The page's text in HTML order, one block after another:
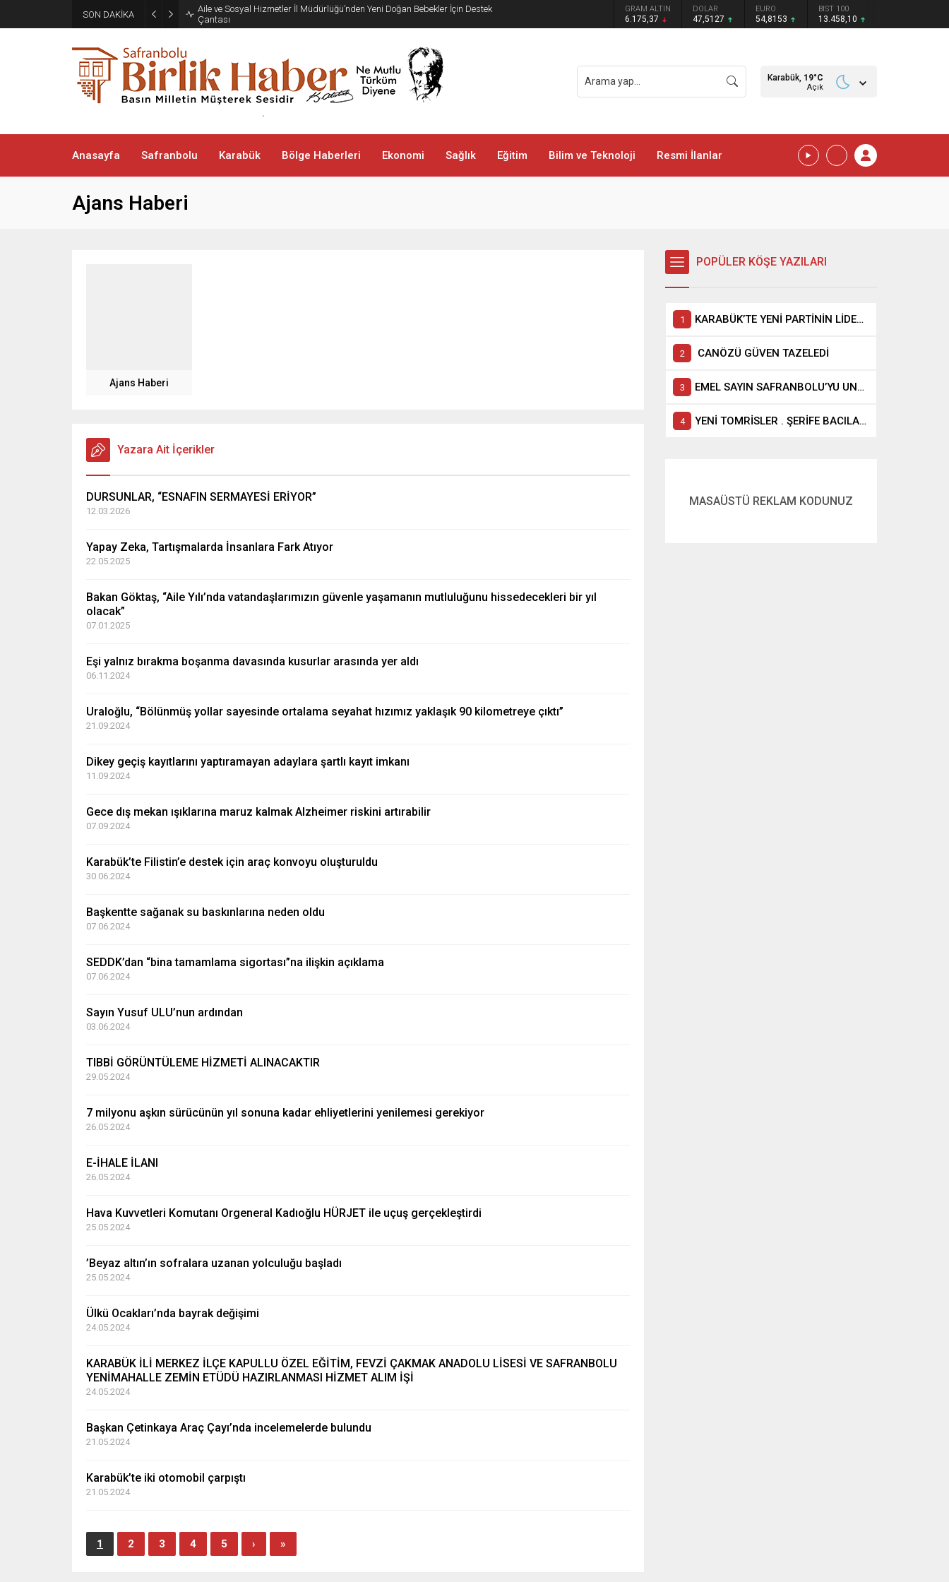
SON DAKİKA
Aile ve Sosyal Hizmetler İl Müdürlüğü’nden Yeni Doğan Bebekler İçin Destek
Çantası
GRAM ALTIN
6.175,37
DOLAR
47,5127
EURO
54,8153
BIST 100
13.458,10
Karabük, 19°C
Açık
Anasayfa Safranbolu Karabük Bölge Haberleri Ekonomi Sağlık Eğitim Bilim ve Teknoloji Resmi İlanlar
Ajans Haberi
Ajans Haberi
Yazara Ait İçerikler
DURSUNLAR, “ESNAFIN SERMAYESİ ERİYOR”
12.03.2026
Yapay Zeka, Tartışmalarda İnsanlara Fark Atıyor
22.05.2025
Bakan Göktaş, “Aile Yılı’nda vatandaşlarımızın güvenle yaşamanın mutluluğunu hissedecekleri bir yıl
olacak”
07.01.2025
Eşi yalnız bırakma boşanma davasında kusurlar arasında yer aldı
06.11.2024
Uraloğlu, “Bölünmüş yollar sayesinde ortalama seyahat hızımız yaklaşık 90 kilometreye çıktı”
21.09.2024
Dikey geçiş kayıtlarını yaptıramayan adaylara şartlı kayıt imkanı
11.09.2024
Gece dış mekan ışıklarına maruz kalmak Alzheimer riskini artırabilir
07.09.2024
Karabük’te Filistin’e destek için araç konvoyu oluşturuldu
30.06.2024
Başkentte sağanak su baskınlarına neden oldu
07.06.2024
SEDDK’dan “bina tamamlama sigortası”na ilişkin açıklama
07.06.2024
Sayın Yusuf ULU’nun ardından
03.06.2024
TIBBİ GÖRÜNTÜLEME HİZMETİ ALINACAKTIR
29.05.2024
7 milyonu aşkın sürücünün yıl sonuna kadar ehliyetlerini yenilemesi gerekiyor
26.05.2024
E-İHALE İLANI
26.05.2024
Hava Kuvvetleri Komutanı Orgeneral Kadıoğlu HÜRJET ile uçuş gerçekleştirdi
25.05.2024
’Beyaz altın’ın sofralara uzanan yolculuğu başladı
25.05.2024
Ülkü Ocakları’nda bayrak değişimi
24.05.2024
KARABÜK İLİ MERKEZ İLÇE KAPULLU ÖZEL EĞİTİM, FEVZİ ÇAKMAK ANADOLU LİSESİ VE SAFRANBOLU
YENİMAHALLE ZEMİN ETÜDÜ HAZIRLANMASI HİZMET ALIM İŞİ
24.05.2024
Başkan Çetinkaya Araç Çayı’nda incelemelerde bulundu
21.05.2024
Karabük’te iki otomobil çarpıştı
21.05.2024
1 2 3 4 5 › »
POPÜLER KÖŞE YAZILARI
KARABÜK’TE YENİ PARTİNİN LİDERİ ELİF KÖSE Mİ?
CANÖZÜ GÜVEN TAZELEDİ
EMEL SAYIN SAFRANBOLU’YU UNUTAMIYOR
YENİ TOMRİSLER . ŞERİFE BACILAR GELİYOR
MASAÜSTÜ REKLAM KODUNUZ